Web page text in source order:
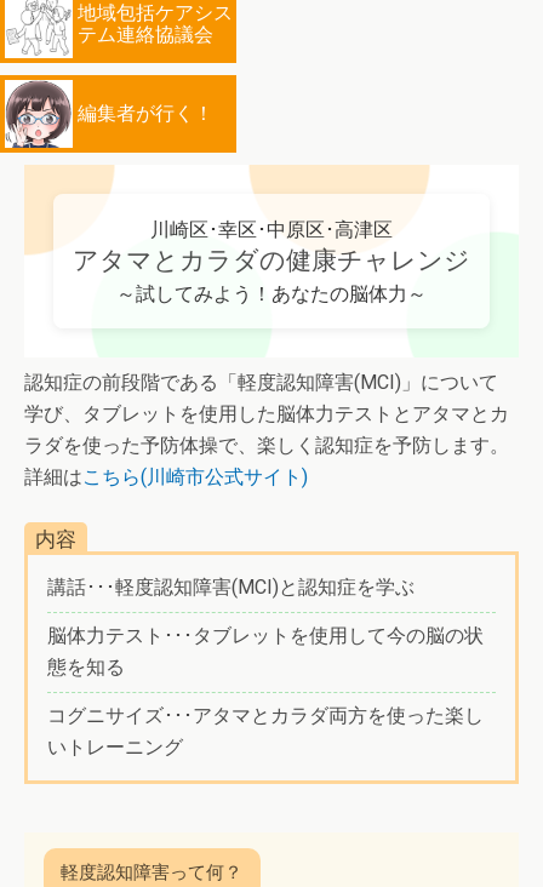
地域包括ケアシス
テム連絡協議会
編集者が行く！
川崎区･幸区･中原区･高津区
アタマとカラダの健康チャレンジ
～試してみよう！あなたの脳体力～
認知症の前段階である「軽度認知障害(MCI)」について
学び、タブレットを使用した脳体力テストとアタマとカ
ラダを使った予防体操で、楽しく認知症を予防します。
詳細はこちら(川崎市公式サイト)
内容
講話･･･軽度認知障害(MCI)と認知症を学ぶ
脳体力テスト･･･タブレットを使用して今の脳の状
態を知る
コグニサイズ･･･アタマとカラダ両方を使った楽し
いトレーニング